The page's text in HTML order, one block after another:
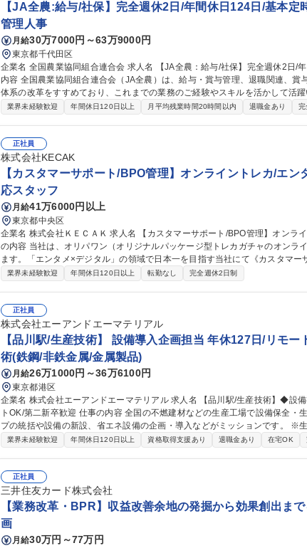
【JA全農:給与/社保】完全週休2日/年間休日124日/基本定
管理人事
月給30万7000円～63万9000円
東京都千代田区
企業名 全国農業協同組合連合会 求人名 【JA全農：給与/社保】完全週休2日/年間休日124日/基本定時退社 仕事の
内容 全国農業協同組合連合会（JA全農）は、給与・賞与管理、退職関連、賞
体系の改革をすすめており、これまでの業務のご経験やスキルを活かして活
ご経験・適性・希望をもとに、以下の中から担当いただく業務を決定します
年間休日124日/基本定時退社
業界未経験歓迎 年間休日120日以上 月平均残業時間20時間以内 退職金あり 完
正社員
株式会社KECAK
【カスタマーサポート/BPO管理】オンライントレカ/エン
応スタッフ
月給41万6000円以上
東京都中央区
企業名 株式会社ＫＥＣＡＫ 求人名 【カスタマーサポート/BPO管理】オンライントレカ/エンタメ/急成長中★ 仕事
の内容 当社は、オリパワン（オリジナルパッケージ型トレカガチャのオンラ
ます。「エンタメ×デジタル」の領域で日本一を目指す当社にて《カスタマー
社内CSチームの一員としてBPO（外部委託先）の管理・育成をご担当。品質
新 ■対応品質モニタリング・SLA/KPI管理 ■トレーニング実施・フィードバ
の仕組み化に挑戦でき、ユーザーの熱量を直に感じながら体験価値向上に貢献できます。 募集職種
サポート/BPO管理】オンライントレカ/エンタメ/急成長中★
業界未経験歓迎 年間休日120日以上 転勤なし 完全週休2日制
正社員
株式会社エーアンドエーマテリアル
【品川駅/生産技術】 設備導入企画担当 年休127日/リモ
術(鉄鋼/非鉄金属/金属製品)
月給26万1000円～36万6100円
東京都港区
企業名 株式会社エーアンドエーマテリアル 求人名 【品川駅/生産技術】◆設備導入企画担当◆年休127日/リモー
トOK/第二新卒歓迎 仕事の内容 全国の不燃建材などの生産工場で設備保全・生産管理等を行っている生産グルー
プの統括や設備の新設、省エネ設備の企画・導入などがミッションです。 ※生産拠
的には】工事や設備リニューアルの審査・稟議対応／新しい省エネ・省人設
◆設備導入企画担当◆年休127日/リモートOK/第二新卒歓迎
業界未経験歓迎 年間休日120日以上 資格取得支援あり 退職金あり 在宅OK
正社員
三井住友カード株式会社
【業務改革・BPR】収益改善余地の発掘から効果創出ま
画
月給30万円～77万円